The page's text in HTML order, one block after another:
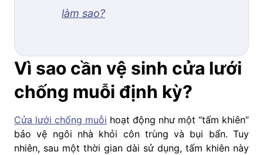
làm sao?
Vì sao cần vệ sinh cửa lưới
chống muỗi định kỳ?
Cửa lưới chống muỗi hoạt động như một “tấm khiên”
bảo vệ ngôi nhà khỏi côn trùng và bụi bẩn. Tuy
nhiên, sau một thời gian dài sử dụng, tấm khiên này